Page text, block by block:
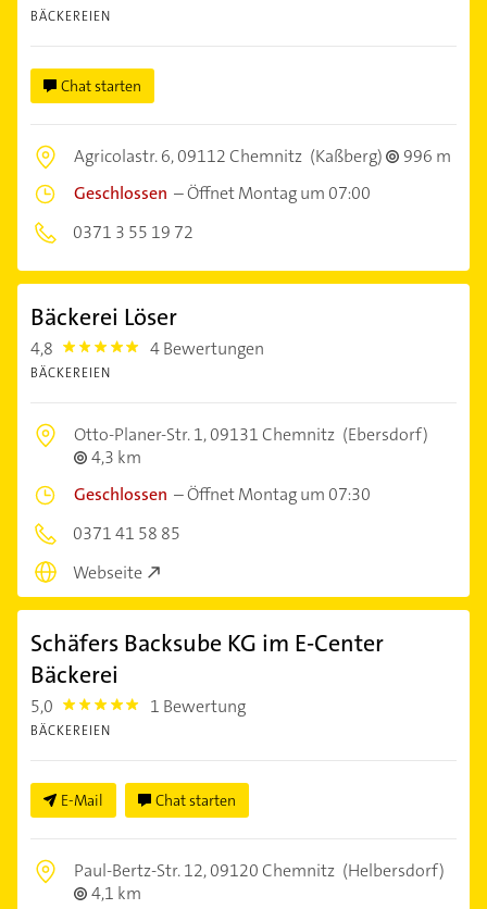
BÄCKEREIEN
Chat starten
Agricolastr. 6,09112 Chemnitz (Kaßberg)
996 m
Geschlossen –Öffnet Montag um 07:00
0371 3 55 19 72
Bäckerei Löser
4,8 4.8 4 Bewertungen
BÄCKEREIEN
Otto-Planer-Str. 1,09131 Chemnitz (Ebersdorf)
4,3 km
Geschlossen –Öffnet Montag um 07:30
0371 41 58 85
Webseite
Schäfers Backsube KG im E-Center
Bäckerei
5,0 5.0 1 Bewertung
BÄCKEREIEN
E-Mail Chat starten
Paul-Bertz-Str. 12,09120 Chemnitz (Helbersdorf)
4,1 km